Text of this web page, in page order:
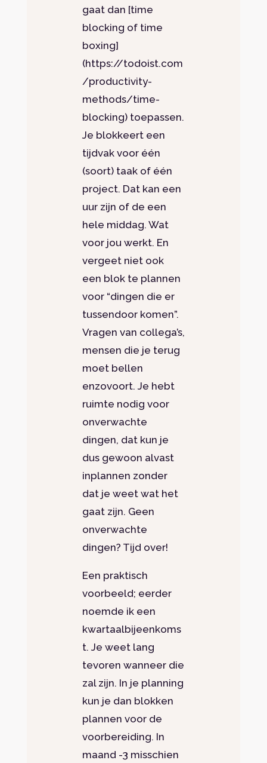
gaat dan [time
blocking of time
boxing]
(https://todoist.com
/productivity-
methods/time-
blocking) toepassen.
Je blokkeert een
tijdvak voor één
(soort) taak of één
project. Dat kan een
uur zijn of de een
hele middag. Wat
voor jou werkt. En
vergeet niet ook
een blok te plannen
voor “dingen die er
tussendoor komen”.
Vragen van collega’s,
mensen die je terug
moet bellen
enzovoort. Je hebt
ruimte nodig voor
onverwachte
dingen, dat kun je
dus gewoon alvast
inplannen zonder
dat je weet wat het
gaat zijn. Geen
onverwachte
dingen? Tijd over!
Een praktisch
voorbeeld; eerder
noemde ik een
kwartaalbijeenkoms
t. Je weet lang
tevoren wanneer die
zal zijn. In je planning
kun je dan blokken
plannen voor de
voorbereiding. In
maand -3 misschien